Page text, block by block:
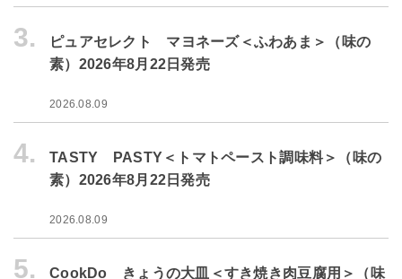
3.
ピュアセレクト マヨネーズ＜ふわあま＞（味の
素）2026年8月22日発売
2026.08.09
4.
TASTY PASTY＜トマトペースト調味料＞（味の
素）2026年8月22日発売
2026.08.09
5. CookDo きょうの大皿＜すき焼き肉豆腐用＞（味